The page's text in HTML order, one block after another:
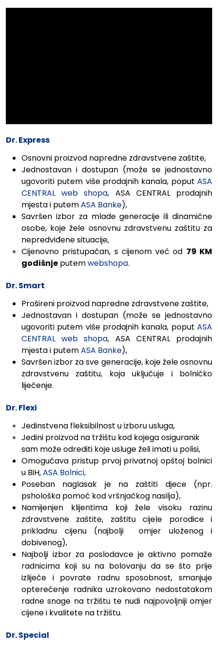
Dr. Express
Osnovni proizvod napredne zdravstvene zaštite,
Jednostavan i dostupan (može se jednostavno
ugovoriti putem više prodajnih kanala, poput ASA
CENTRAL web shopa, ASA CENTRAL prodajnih
mjesta i putemASA Banke),
Savršen izbor za mlade generacije ili dinamične
osobe, koje žele osnovnu zdravstvenu zaštitu za
nepredviđene situacije,
Cijenovno pristupačan, s cijenom već od 79 KM
godišnje putemwebshopa.
Dr. Smart
Prošireni proizvod napredne zdravstvene zaštite,
Jednostavan i dostupan (može se jednostavno
ugovoriti putem više prodajnih kanala, poput ASA
CENTRAL web shopa, ASA CENTRAL prodajnih
mjesta i putemASA Banke),
Savršen izbor za sve generacije, koje žele osnovnu
zdravstvenu zaštitu, koja uključuje i bolničko
liječenje.
Dr. Flexi
Jedinstvena fleksibilnost u izboru usluga,
Jedini proizvod na tržištu kod kojega osiguranik
sam može odrediti koje usluge želi imati u polisi,
Omogućava pristup prvoj privatnoj opštoj bolnici
u BiH,ASA Bolnici,
Poseban naglasak je na zaštiti djece (npr.
pshološka pomoć kod vršnjačkog nasilja),
Namijenjen klijentima koji želevisoku razinu
zdravstvene zaštite, zaštitu cijele porodice i
prikladnu cijenu (najbolji omjer uloženog i
dobivenog),
Najbolji izbor za poslodavce je aktivno pomaže
radnicima koji su na bolovanju da se što prije
izliječe i povrate radnu sposobnost, smanjuje
opterećenje radnika uzrokovano nedostatakom
radne snage na tržištu te nudi najpovoljniji omjer
cijene i kvalitete na tržištu.
Dr. Special